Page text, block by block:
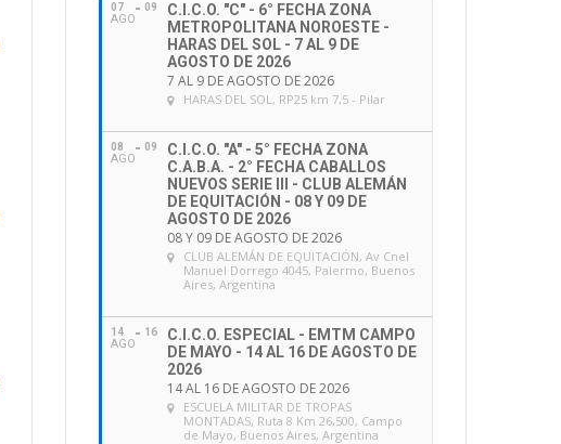
07
AGO
09
C.I.C.O. "C" - 6° FECHA ZONA
METROPOLITANA NOROESTE -
HARAS DEL SOL - 7 AL 9 DE
AGOSTO DE 2026
7 AL 9 DE AGOSTO DE 2026
HARAS DEL SOL, RP25 km 7,5 - Pilar
08
AGO
09
C.I.C.O. "A" - 5° FECHA ZONA
C.A.B.A. - 2° FECHA CABALLOS
NUEVOS SERIE III - CLUB ALEMÁN
DE EQUITACIÓN - 08 Y 09 DE
AGOSTO DE 2026
08 Y 09 DE AGOSTO DE 2026
CLUB ALEMÁN DE EQUITACIÓN, Av Cnel
Manuel Dorrego 4045, Palermo, Buenos
Aires, Argentina
14
AGO
16
C.I.C.O. ESPECIAL - EMTM CAMPO
DE MAYO - 14 AL 16 DE AGOSTO DE
2026
14 AL 16 DE AGOSTO DE 2026
ESCUELA MILITAR DE TROPAS
MONTADAS, Ruta 8 Km 26,500, Campo
de Mayo, Buenos Aires, Argentina